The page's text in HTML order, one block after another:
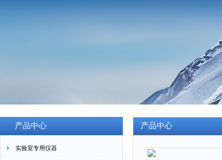
产品中心
实验室专用仪器
产品中心